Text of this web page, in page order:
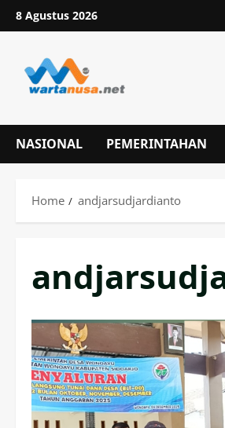
Skip
to
8 Agustus 2026
NASIONAL PEMERINTAHAN
Home andjarsudjardianto